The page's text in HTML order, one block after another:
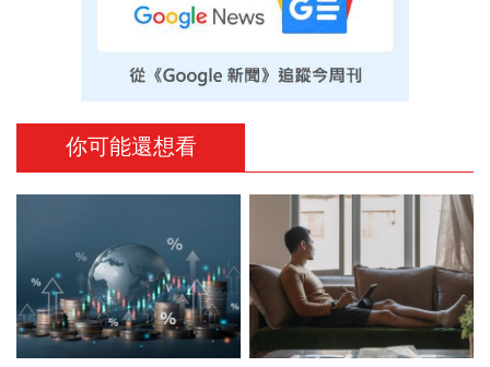
你可能還想看